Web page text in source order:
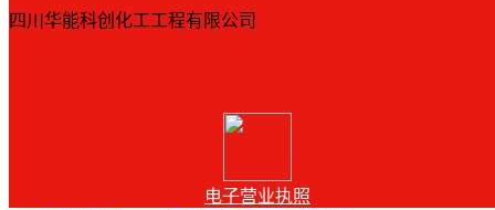
四川华能科创化工工程有限公司
电子营业执照